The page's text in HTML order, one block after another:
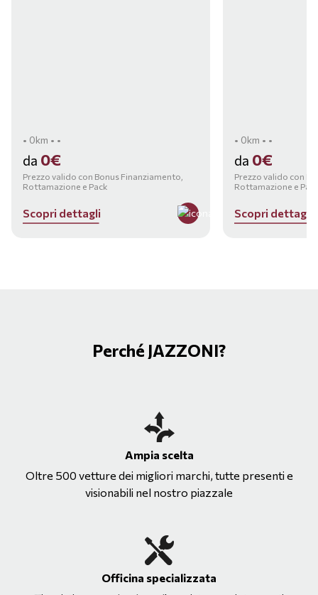
• 0km • •
da 0€
Prezzo valido con Bonus Finanziamento,
Rottamazione e Pack
Scopri dettagli
• 0km • •
da 0€
Prezzo valido con
Rottamazione e
Scopri dettag
Perché JAZZONI?
Ampia scelta
Oltre 500 vetture dei migliori marchi, tutte presenti e
visionabili nel nostro piazzale
Officina specializzata